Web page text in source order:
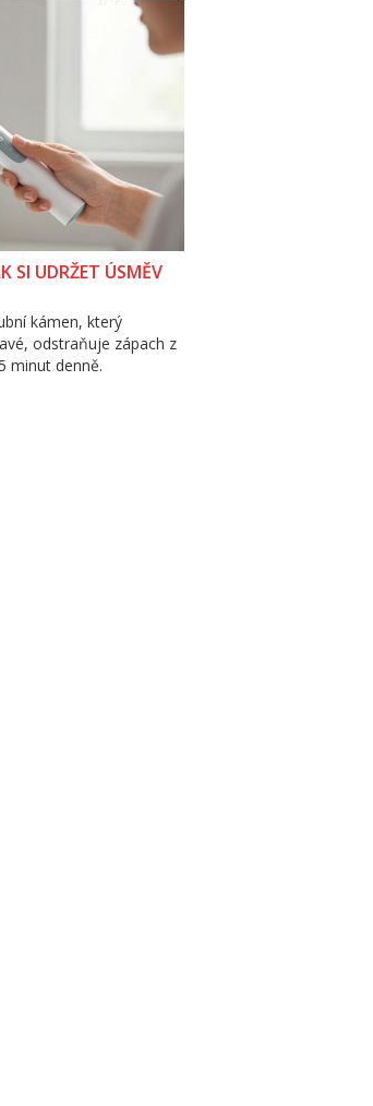
SI UDRŽET ÚSMĚV
kámen, který
odstraňuje zápach z
minut denně.